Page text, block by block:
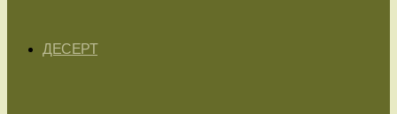
ДЕСЕРТ